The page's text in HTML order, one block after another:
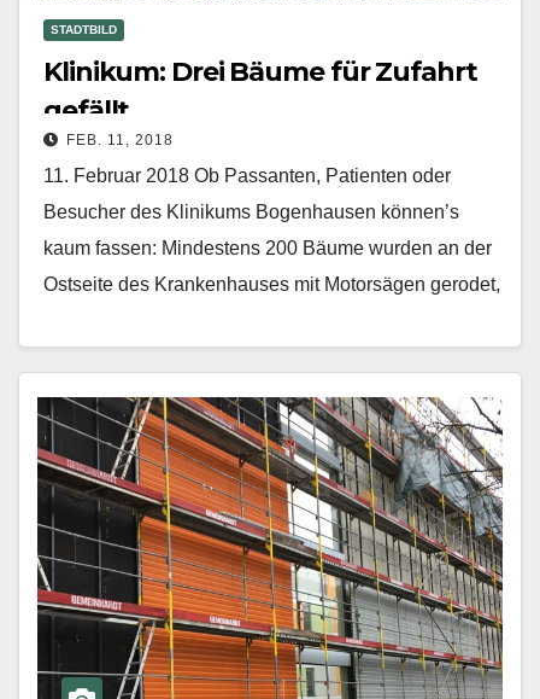
STADTBILD
Klinikum: Drei Bäume für Zufahrt
gefällt
FEB. 11, 2018
11. Februar 2018 Ob Passanten, Patienten oder
Besucher des Klinikums Bogenhausen können’s
kaum fassen: Mindestens 200 Bäume wurden an der
Ostseite des Krankenhauses mit Motorsägen gerodet,
Mehr erfahren